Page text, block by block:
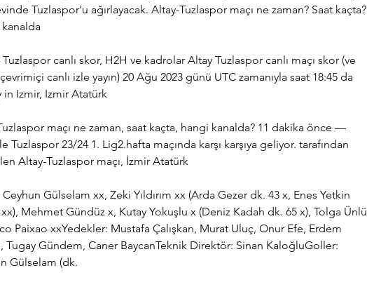
Tuzlaspor'u ağırlayacak. Altay-Tuzlaspor maçı ne zaman? Saat kaçta?
canlı skor, H2H ve kadrolar Altay Tuzlaspor canlı maçı skor (ve
canlı izle yayın) 20 Ağu 2023 günü UTC zamanıyla saat 18:45 da
in Izmir, Izmir Atatürk
maçı ne zaman, saat kaçta, hangi kanalda? 11 dakika önce —
Tuzlaspor 23/24 1. Lig2.hafta maçında karşı karşıya geliyor. tarafından
Altay-Tuzlaspor maçı, İzmir Atatürk
Ceyhun Gülselam xx, Zeki Yıldırım xx (Arda Gezer dk. 43 x, Enes Yetkin
Mehmet Gündüz x, Kutay Yokuşlu x (Deniz Kadah dk. 65 x), Tolga Ünlü
Paixao xxYedekler: Mustafa Çalışkan, Murat Uluç, Onur Efe, Erdem
Tugay Gündem, Caner BaycanTeknik Direktör: Sinan KaloğluGoller:
Gülselam (dk.